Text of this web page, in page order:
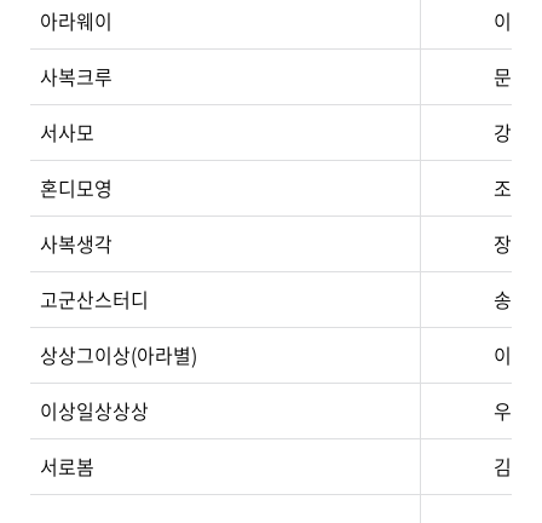
아라웨이
이소
사복크루
문정
서사모
강파
혼디모영
조순
사복생각
장현
고군산스터디
송현
상상그이상(아라별)
이선
이상일상상상
우애
서로봄
김민